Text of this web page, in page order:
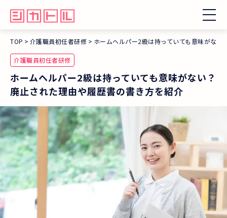
TOP 介護職員初任者研修 ホームヘルパー2級は持っていても意味がな
介護職員初任者研修
ホームヘルパー2級は持っていても意味がない？
廃止された理由や履歴書の書き方を紹介